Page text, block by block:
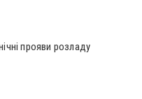
прояви розладу